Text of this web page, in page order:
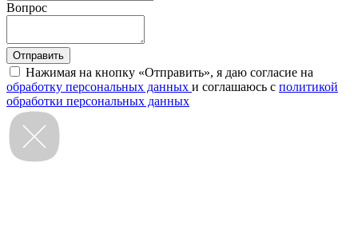
Вопрос
Нажимая на кнопку «Отправить», я даю согласие на
обработку персональных данных и соглашаюсь с политикой
обработки персональных данных